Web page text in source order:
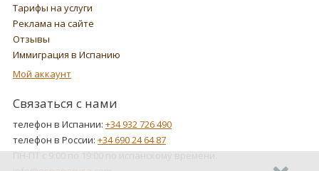
Тарифы на услуги
Реклама на сайте
Отзывы
Иммиграция в Испанию
Мой аккаунт
Связаться с нами
телефон в Испании: +34 932 726 490
телефон в России: +34 690 24 64 87
ПН-ПТ с 9:00 по 19:00 по испанскому времени.